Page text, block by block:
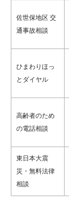
佐世保地区 交
通事故相談
ひまわりほっ
とダイヤル
高齢者のため
の電話相談
東日本大震
災・無料法律
相談